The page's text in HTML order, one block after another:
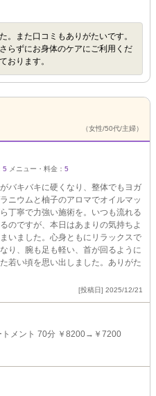
。また口コミもありがたいです。
らずにお身体のケアにご利用くだ
おります。
（女性/50代/主婦）
5 メニュー・料金： 5
バキバキに硬くなり、整体でもヨガ
ニウムと柚子のアロマでオイルマッ
丁寧で力強い施術を。いつも流れる
のですが、本日はあまりの気持ちよ
いました。心身ともにリラックスで
り、腕も足も軽い、首が回るように
若い頃を思い出しました。ありがた
[投稿日] 2025/12/21
トメント 70分 ￥8200→￥7200